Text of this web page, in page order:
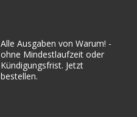
Alle Ausgaben von Warum! -
ohne Mindestlaufzeit oder
Kündigungsfrist. Jetzt
bestellen.